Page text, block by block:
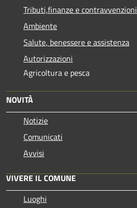
Tributi,finanze e contravvenzioni
Ambiente
Salute, benessere e assistenza
Autorizzazioni
Agricoltura e pesca
NOVITÀ
Notizie
Comunicati
Avvisi
VIVERE IL COMUNE
Luoghi